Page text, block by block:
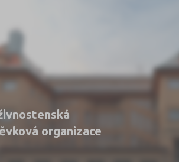
organizace